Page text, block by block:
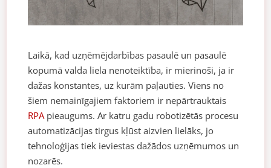
Laikā, kad uzņēmējdarbības pasaulē un pasaulē
kopumā valda liela nenoteiktība, ir mierinoši, ja ir
dažas konstantes, uz kurām paļauties. Viens no
šiem nemainīgajiem faktoriem ir nepārtrauktais
RPApieaugums. Ar katru gadu robotizētās procesu
automatizācijas tirgus kļūst aizvien lielāks, jo
tehnoloģijas tiek ieviestas dažādos uzņēmumos un
nozarēs.